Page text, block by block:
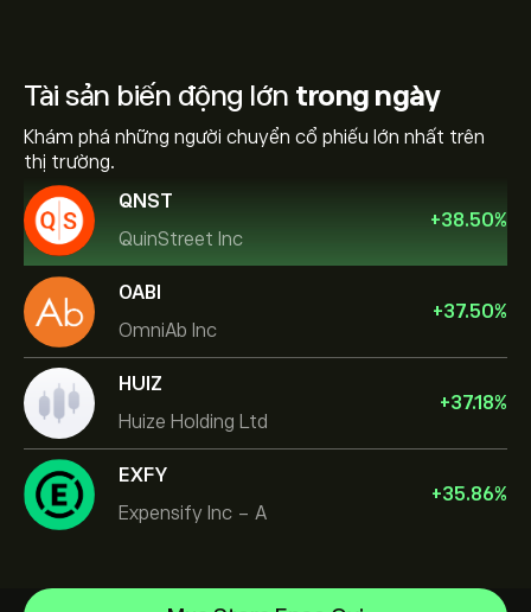
Tài sản biến động lớn trong ngày
Khám phá những người chuyển cổ phiếu lớn nhất trên
thị trường.
QNST
QuinStreet Inc
+38.50%
OABI
OmniAb Inc
+37.50%
HUIZ
Huize Holding Ltd
+37.18%
EXFY
Expensify Inc - A
+35.86%